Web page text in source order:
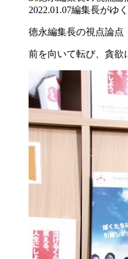
2022.01.07編集長がゆく
徳永編集長の視点論点
前を向いて転び、貪欲